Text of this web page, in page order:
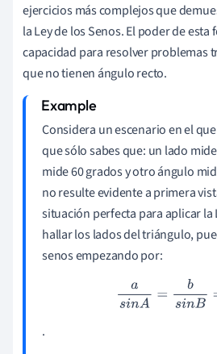
ejercicios más complejos que
la Ley de los Senos. El poder de
capacidad para resolver problemas
que no tienen ángulo recto.
Considera un escenario en el
que sólo sabes que: un lado
mide 60 grados y otro ángulo
no resulte evidente a primera
situación perfecta para aplicar la
hallar los lados del triángulo,
senos empezando por:
as nA =bsinB= c
.